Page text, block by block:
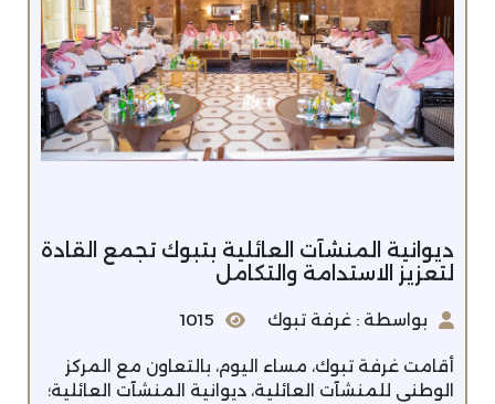
ديوانية المنشآت العائلية بتبوك تجمع القادة
لتعزيز الاستدامة والتكامل
بواسطة : غرفة تبوك 1015
أقامت غرفة تبوك، مساء اليوم، بالتعاون مع المركز
الوطني للمنشآت العائلية، ديوانية المنشآت العائلية؛